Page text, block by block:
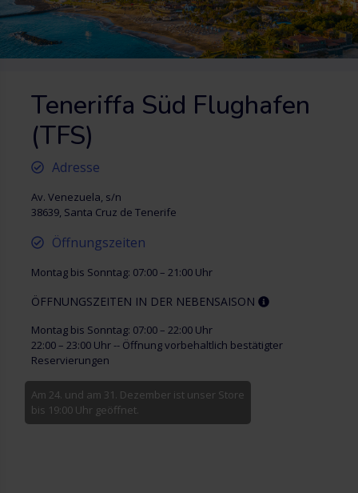
Teneriffa Süd Flughafen
(TFS)
Adresse
Av. Venezuela, s/n
38639, Santa Cruz de Tenerife
Öffnungszeiten
Montag bis Sonntag: 07:00 – 21:00 Uhr
ÖFFNUNGSZEITEN IN DER NEBENSAISON
Montag bis Sonntag: 07:00 – 22:00 Uhr
22:00 – 23:00 Uhr -- Öffnung vorbehaltlich bestätigter
Reservierungen
Am 24. und am 31. Dezember ist unser Store
bis 19:00 Uhr geöffnet.